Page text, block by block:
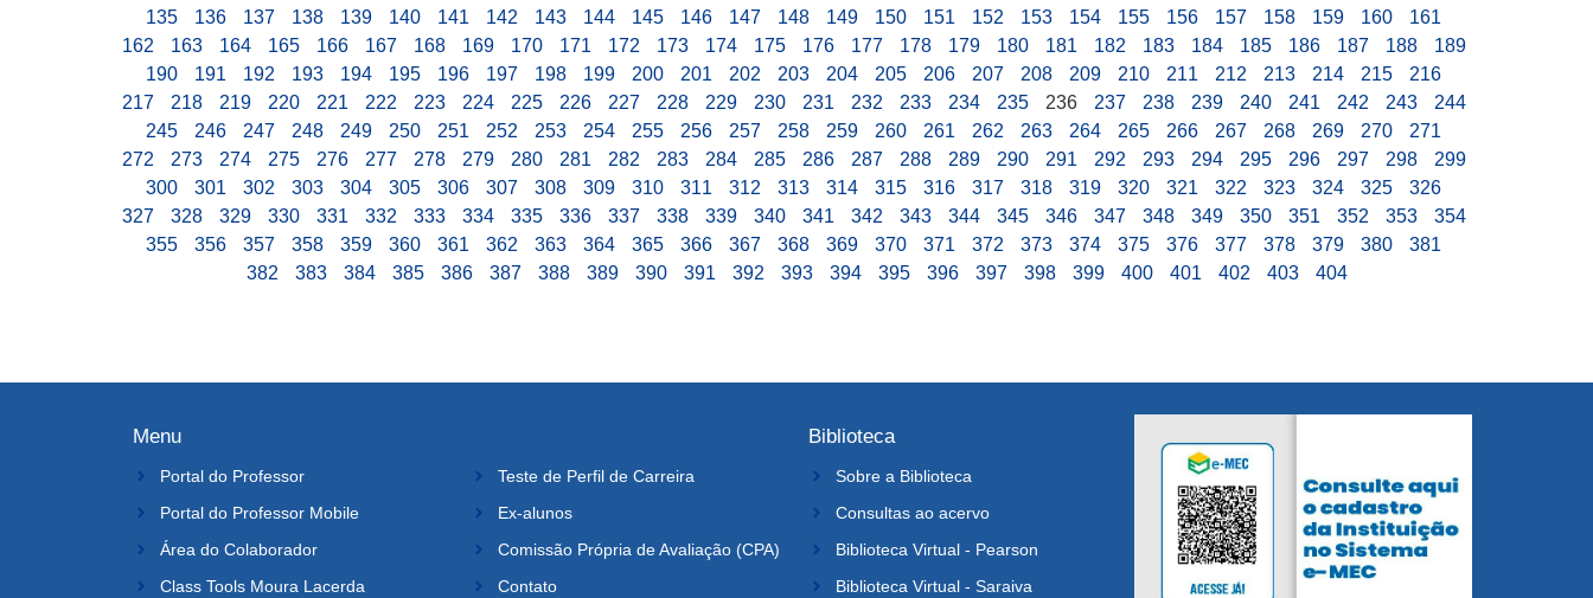
135
136 137 138 139 140 141 142 143 144 145 146 147 148 149 150 151 152 153 154 155 156 157 158 159 160
161
162
163 164 165 166 167 168 169 170 171 172 173 174 175 176 177 178 179 180 181 182 183 184 185 186 187 188
189
190
191 192 193 194 195 196 197 198 199 200 201 202 203 204 205 206 207 208 209 210 211 212 213 214 215
216
217
218 219 220 221 222 223 224 225 226 227 228 229 230 231 232 233 234 235 236 237 238 239 240 241 242 243
244
245
246 247 248 249 250 251 252 253 254 255 256 257 258 259 260 261 262 263 264 265 266 267 268 269 270
271
272
273 274 275 276 277 278 279 280 281 282 283 284 285 286 287 288 289 290 291 292 293 294 295 296 297 298
299
300
301 302 303 304 305 306 307 308 309 310 311 312 313 314 315 316 317 318 319 320 321 322 323 324 325
326
327
328 329 330 331 332 333 334 335 336 337 338 339 340 341 342 343 344 345 346 347 348 349 350 351 352 353
354
355
356 357 358 359 360 361 362 363 364 365 366 367 368 369 370 371 372 373 374 375 376 377 378 379 380
381
382
383 384 385 386 387 388 389 390 391 392 393 394 395 396 397 398 399 400 401 402 403 404
Menu
Portal do Professor
Portal do Professor Mobile
Área do Colaborador
Class Tools Moura Lacerda
Teste de Perfil de Carreira
Ex-alunos
Comissão Própria de Avaliação (CPA)
Contato
Biblioteca
Sobre a Biblioteca
Consultas ao acervo
Biblioteca Virtual - Pearson
Biblioteca Virtual - Saraiva